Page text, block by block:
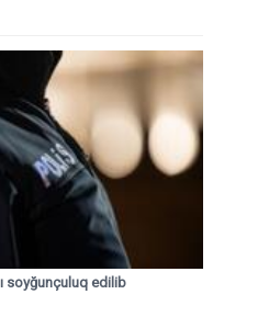
soyğunçuluq edilib